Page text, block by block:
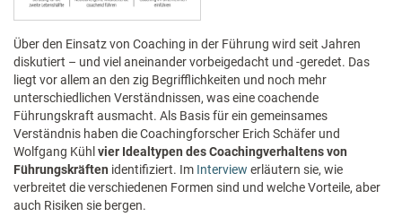
Über den Einsatz von Coaching in der Führung wird seit Jahren
diskutiert – und viel aneinander vorbeigedacht und -geredet. Das
liegt vor allem an den zig Begrifflichkeiten und noch mehr
unterschiedlichen Verständnissen, was eine coachende
Führungskraft ausmacht. Als Basis für ein gemeinsames
Verständnis haben die Coachingforscher Erich Schäfer und
Wolfgang Kühl vier Idealtypen des Coachingverhaltens von
Führungskräften identifiziert. Im Interview erläutern sie, wie
verbreitet die verschiedenen Formen sind und welche Vorteile, aber
auch Risiken sie bergen.